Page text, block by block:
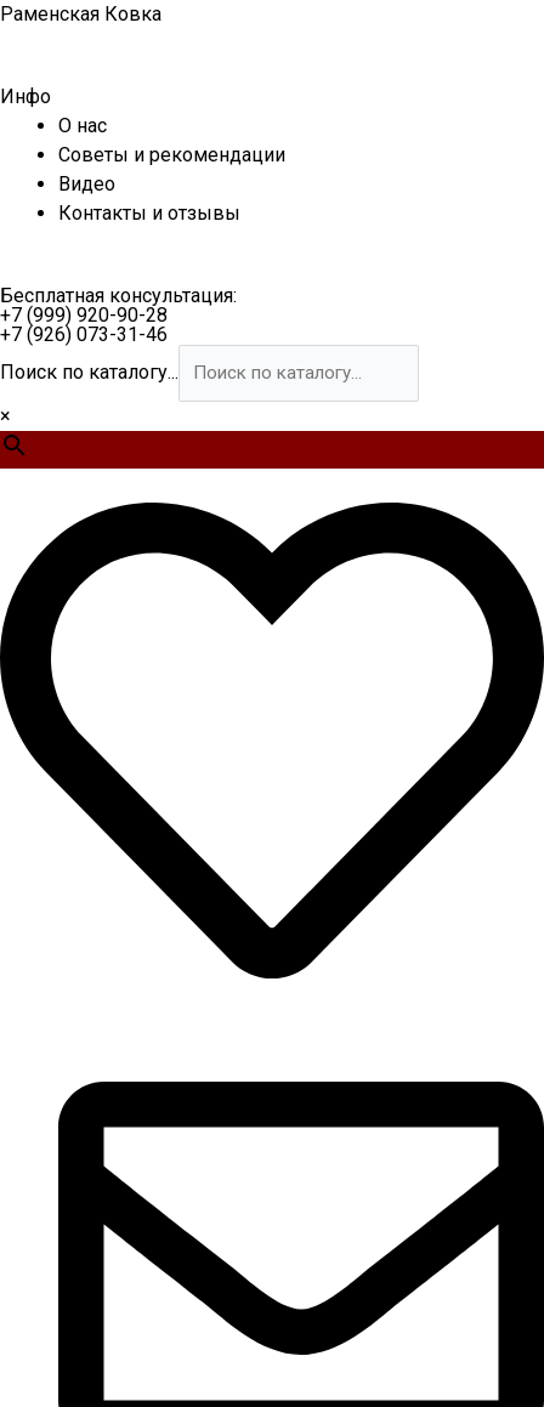
Перейти
Раменская Ковка
Инфо
О нас
Советы и рекомендации
Видео
Контакты и отзывы
Бесплатная консультация:
+7 (999) 920-90-28
+7 (926) 073-31-46
Поиск по каталогу...
×